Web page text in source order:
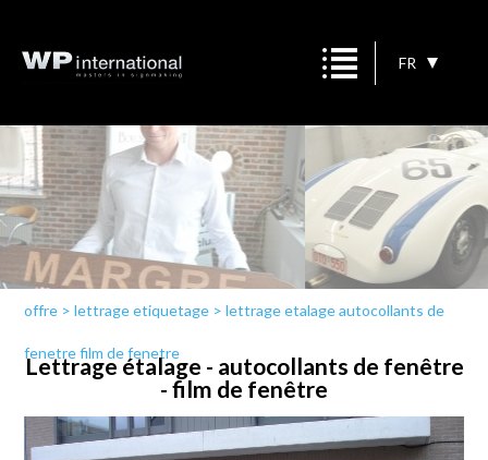
FR
offre >lettrage etiquetage >lettrage etalage autocollants de
fenetre film de fenetre
Lettrage étalage - autocollants de fenêtre
- film de fenêtre